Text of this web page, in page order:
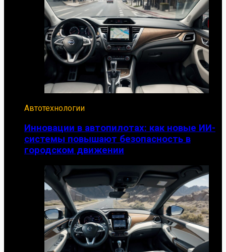
Автотехнологии
Инновации в автопилотах: как новые ИИ-
системы повышают безопасность в
городском движении